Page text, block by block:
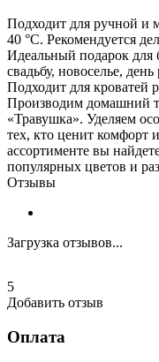
Подходит для ручной и
40 °C. Рекомендуется
Идеальный подарок
свадьбу, новоселье,
Подходит для кроватей
Производим домашний
«Травушка». Уделяем
тех, кто ценит комфорт
ассортименте вы
популярных цветов и
Отзывы
Загрузка отзывов...
5
Добавить отзыв
Оплата